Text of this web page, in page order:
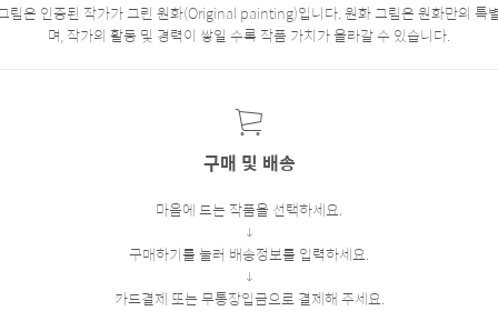
림은 인증된 작가가 그린 원화(Original painting)입니다. 원화 그림은 원화만의 특
며, 작가의 활동 및 경력이 쌓일 수록 작품 가치가 올라갈 수 있습니다.
구매 및 배송
마음에 드는 작품을 선택하세요.
구매하기를 눌러 배송정보를 입력하세요.
카드결제 또는 무통장입금으로 결제해 주세요.